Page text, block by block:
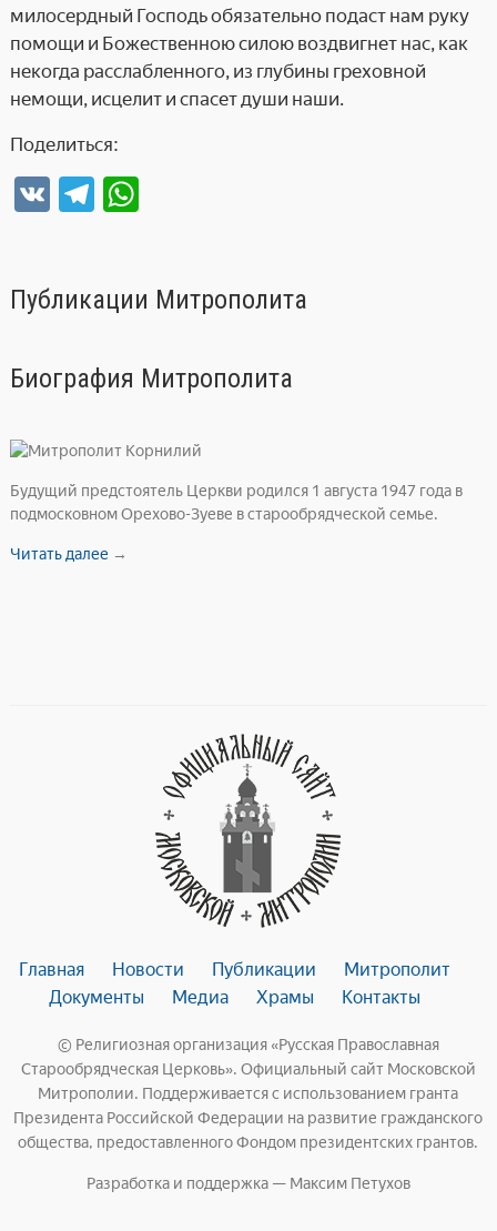
Публикации Митрополита
Биография Митрополита
Будущий предстоятель Церкви родился 1 августа 1947 года в
подмосковном Орехово-Зуеве в старообрядческой семье.
Читать далее →
милосердный Господь обязательно подаст нам руку
помощи и Божественною силою воздвигнет нас, как
некогда расслабленного, из глубины греховной
немощи, исцелит и спасет души наши.
Поделиться:
V T
gr
m
W
s
p
Главная Новости Публикации
Митрополит
Документы
Медиа Храмы Контакты
© Религиозная организация «Русская Православная
Старообрядческая Церковь». Официальный сайт Московской
Митрополии. Поддерживается с использованием гранта
Президента Российской Федерации на развитие гражданского
общества, предоставленного Фондом президентских грантов.
Разработка и поддержка — Максим Петухов